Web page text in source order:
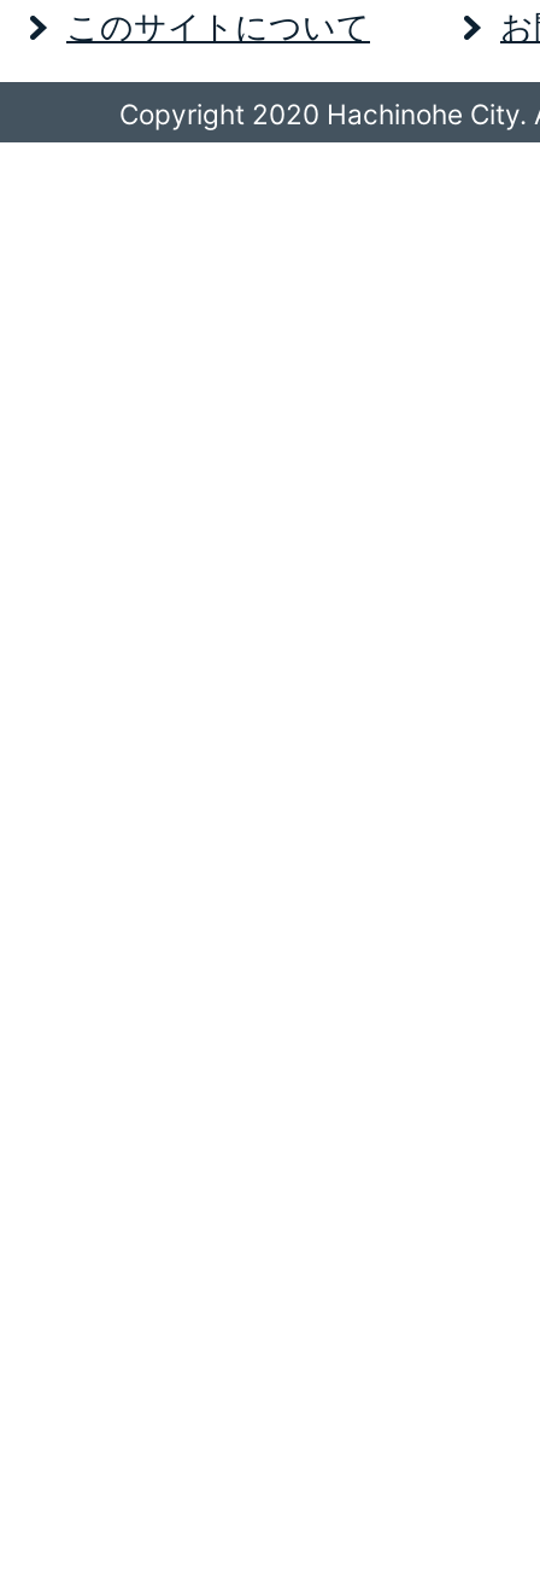
このサイトについて
Copyright 2020 Hachinohe City.